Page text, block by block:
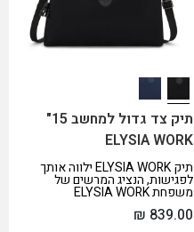
תיק צד גדול למחשב 15"
ELYSIA WORK
תיק ELYSIA WORK ילווה אותך
לפגישות, הנציג המרשים של
משפחת ELYSIA WORK
₪ 839.00